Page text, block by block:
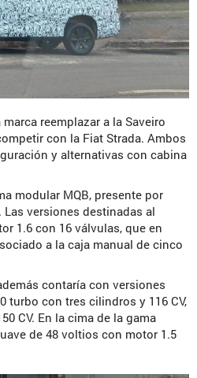
reemplazar a la Saveiro
con la Fiat Strada. Ambos
y alternativas con cabina
modular MQB, presente por
versiones destinadas al
1.6 con 16 válvulas, que en
a la caja manual de cinco
contaría con versiones
turbo con tres cilindros y 116 CV,
CV. En la cima de la gama
de 48 voltios con motor 1.5